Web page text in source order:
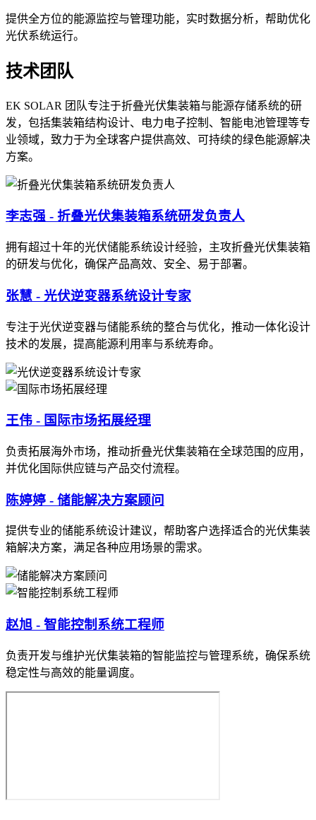
提供全方位的能源监控与管理功能，实时数据分析，帮助优化
光伏系统运行。
技术团队
EK SOLAR 团队专注于折叠光伏集装箱与能源存储系统的研
发，包括集装箱结构设计、电力电子控制、智能电池管理等专
业领域，致力于为全球客户提供高效、可持续的绿色能源解决
方案。
李志强 - 折叠光伏集装箱系统研发负责人
拥有超过十年的光伏储能系统设计经验，主攻折叠光伏集装箱
的研发与优化，确保产品高效、安全、易于部署。
张慧 - 光伏逆变器系统设计专家
专注于光伏逆变器与储能系统的整合与优化，推动一体化设计
技术的发展，提高能源利用率与系统寿命。
王伟 - 国际市场拓展经理
负责拓展海外市场，推动折叠光伏集装箱在全球范围的应用，
并优化国际供应链与产品交付流程。
陈婷婷 - 储能解决方案顾问
提供专业的储能系统设计建议，帮助客户选择适合的光伏集装
箱解决方案，满足各种应用场景的需求。
赵旭 - 智能控制系统工程师
负责开发与维护光伏集装箱的智能监控与管理系统，确保系统
稳定性与高效的能量调度。